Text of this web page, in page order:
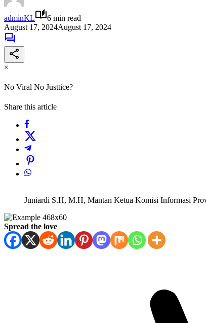
adminKL
6 min read
August 17, 2024August 17, 2024
×
No Viral No Justtice?
Share this article
Juniardi S.H, M.H, Mantan Ketua Komisi Informasi
Spread the love